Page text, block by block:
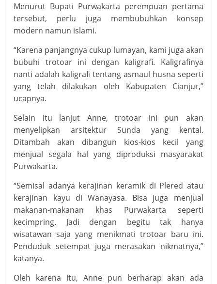
Menurut Bupati Purwakarta perempuan pertama
tersebut‎, perlu juga membubuhkan konsep
modern namun islami.
“Karena panjangnya cukup lumayan, kami juga akan
bubuhi trotoar ini dengan kaligrafi. Kaligrafinya
nanti adalah kaligrafi tentang asmaul husna seperti
yang telah dilakukan oleh Kabupaten Cianjur,”
ucapnya.
Selain itu lanjut Anne, trotoar ini pun akan
menyelipkan arsitektur Sunda yang kental.
Ditambah akan dibangun kios-kios kecil yang
menjual segala hal yang diproduksi masyarakat
Purwakarta.
“Semisal adanya kerajinan keramik di Plered atau
kerajinan kayu di Wanayasa. Bisa juga menjual
makanan-makanan khas Purwakarta seperti
kecimpring. Jadi dengan begitu tak hanya
wisatawan saja yang menikmati trotoar baru ini.
Penduduk setempat juga merasakan nikmatnya,”
katanya.
Oleh karena itu, Anne pun berharap akan ada